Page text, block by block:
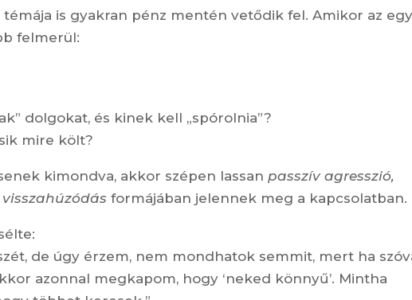
is gyakran pénz mentén vetődik fel. Amikor az
felmerül:
dolgokat, és kinek kell „spórolnia”?
mire költ?
kimondva, akkor szépen lassanpasszív agresszió,
visszahúzódás formájában jelennek meg a kapcsolatban.
de úgy érzem, nem mondhatok semmit, mert ha
azonnal megkapom, hogy ‘neked könnyű’. Mintha